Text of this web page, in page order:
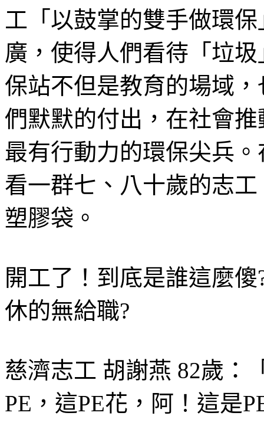
工「以鼓掌的雙手做環
廣，使得人們看待「垃
保站不但是教育的場域
們默默的付出，在社會
最有行動力的環保尖兵
看一群七、八十歲的志
塑膠袋。
開工了！到底是誰這麼
休的無給職?
慈濟志工 胡謝燕 82歲：
PE，這PE花，阿！這是